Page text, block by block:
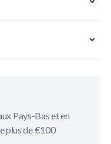
Pays-Bas et en
plus de €100